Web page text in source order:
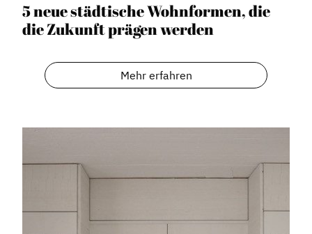
News
Informiert bleiben
Mosaik
5 neue städtische Wohnformen, die
die Zukunft prägen werden
Mehr erfahren